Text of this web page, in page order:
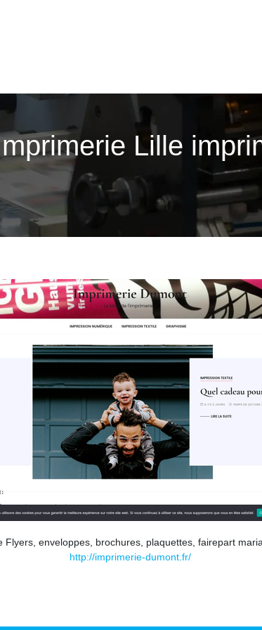
Lille
enveloppes, brochures, plaquettes, fairepart
http://imprimerie-dumont.fr/